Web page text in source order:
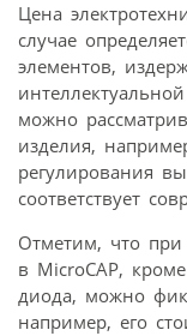
Цена
случае
элементов,
можно
изделия,
регулирования
соответствует
Отметим, что при
в MicroCAP,
диода, можно
например, его